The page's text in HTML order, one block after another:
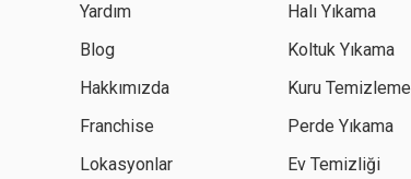
Yardım
Blog
Hakkımızda
Franchise
Lokasyonlar
Halı Yıkama
Koltuk Yıkama
Kuru Temizleme
Perde Yıkama
Ev Temizliği